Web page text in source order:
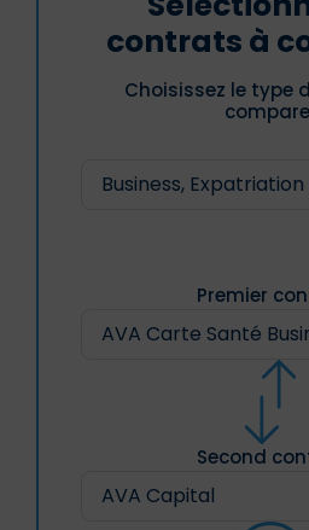
contrats à
Choisissez le type
Premier
Second